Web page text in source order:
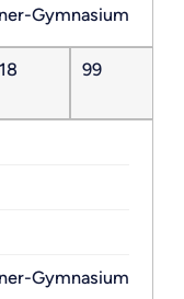
Gymnasium
18 99
Gymnasium